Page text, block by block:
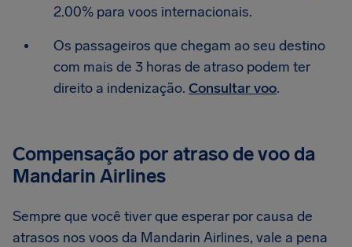
2.00% para voos internacionais.
Os passageiros que chegam ao seu destino
com mais de 3 horas de atraso podem ter
direito a indenização. Consultar voo.
Compensação por atraso de voo da
Mandarin Airlines
Sempre que você tiver que esperar por causa de
atrasos nos voos da Mandarin Airlines, vale a pena